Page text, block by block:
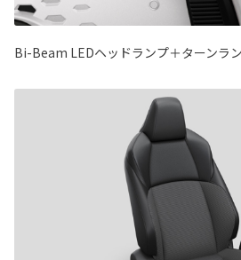
Bi-Beam LEDヘッドランプ＋ターンラ